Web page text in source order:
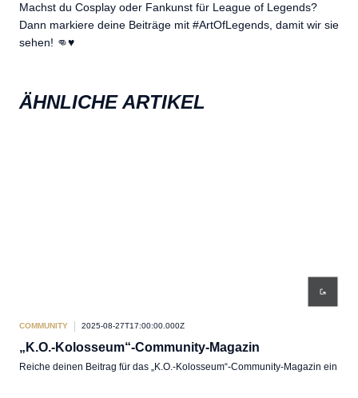
Machst du Cosplay oder Fankunst für League of Legends?
Dann markiere deine Beiträge mit #ArtOfLegends, damit wir sie
sehen! 👊♥️
ÄHNLICHE ARTIKEL
COMMUNITY 2025-08-27T17:00:00.000Z
„K.O.-Kolosseum“-Community-Magazin
Reiche deinen Beitrag für das „K.O.-Kolosseum“-Community-Magazin ein